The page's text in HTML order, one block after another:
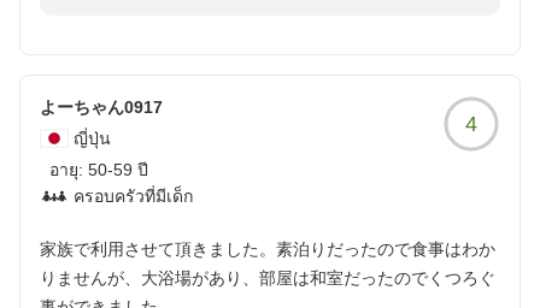
かけしてしまい誠に申し訳ございませんでした。
快適にお過ごしいただける空間をご提供すべきところ、
ご家族での大切な時間に蒸し暑い思いをさせてしまいま
したこと、深くお詫び申し上げます。
と共有し、早急に点検と改善を行わせていただきます。
空調設備の管理体制につきましては、今後の改善の参考
にさせていただきます。
よーちゃん0917
ญี่ปุ่น
อายุ: 50-59 ปี
ครอบครัวที่มีเด็ก
4
家族で利用させて頂きました。素泊りだったので食事はわか
りませんが、大浴場があり、部屋は和室だったのでくつろぐ